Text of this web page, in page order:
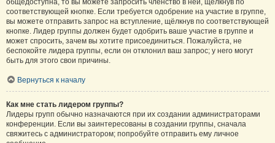
общедоступна, то вы можете запросить членство в ней, щёлкнув по
соответствующей кнопке. Если требуется одобрение на участие в группе,
вы можете отправить запрос на вступление, щёлкнув по соответствующей
кнопке. Лидер группы должен будет одобрить ваше участие в группе и
может спросить, зачем вы хотите присоединиться. Пожалуйста, не
беспокойте лидера группы, если он отклонил ваш запрос; у него могут
быть для этого свои причины.
Вернуться к началу
Как мне стать лидером группы?
Лидеры групп обычно назначаются при их создании администраторами
конференции. Если вы заинтересованы в создании группы, сначала
свяжитесь с администратором; попробуйте отправить ему личное